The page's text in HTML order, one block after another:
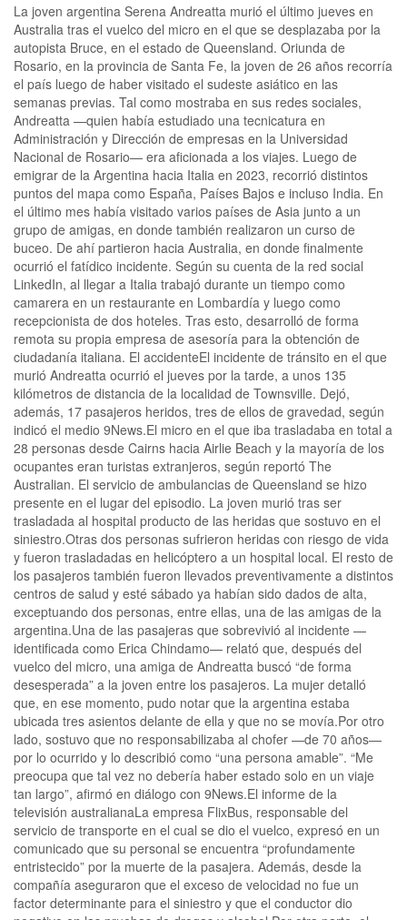
La joven argentina Serena Andreatta murió el último jueves en
Australia tras el vuelco del micro en el que se desplazaba por la
autopista Bruce, en el estado de Queensland. Oriunda de
Rosario, en la provincia de Santa Fe, la joven de 26 años recorría
el país luego de haber visitado el sudeste asiático en las
semanas previas. Tal como mostraba en sus redes sociales,
Andreatta —quien había estudiado una tecnicatura en
Administración y Dirección de empresas en la Universidad
Nacional de Rosario— era aficionada a los viajes. Luego de
emigrar de la Argentina hacia Italia en 2023, recorrió distintos
puntos del mapa como España, Países Bajos e incluso India. En
el último mes había visitado varios países de Asia junto a un
grupo de amigas, en donde también realizaron un curso de
buceo. De ahí partieron hacia Australia, en donde finalmente
ocurrió el fatídico incidente. Según su cuenta de la red social
LinkedIn, al llegar a Italia trabajó durante un tiempo como
camarera en un restaurante en Lombardía y luego como
recepcionista de dos hoteles. Tras esto, desarrolló de forma
remota su propia empresa de asesoría para la obtención de
ciudadanía italiana. El accidenteEl incidente de tránsito en el que
murió Andreatta ocurrió el jueves por la tarde, a unos 135
kilómetros de distancia de la localidad de Townsville. Dejó,
además, 17 pasajeros heridos, tres de ellos de gravedad, según
indicó el medio 9News.El micro en el que iba trasladaba en total a
28 personas desde Cairns hacia Airlie Beach y la mayoría de los
ocupantes eran turistas extranjeros, según reportó The
Australian. El servicio de ambulancias de Queensland se hizo
presente en el lugar del episodio. La joven murió tras ser
trasladada al hospital producto de las heridas que sostuvo en el
siniestro.Otras dos personas sufrieron heridas con riesgo de vida
y fueron trasladadas en helicóptero a un hospital local. El resto de
los pasajeros también fueron llevados preventivamente a distintos
centros de salud y esté sábado ya habían sido dados de alta,
exceptuando dos personas, entre ellas, una de las amigas de la
argentina.Una de las pasajeras que sobrevivió al incidente —
identificada como Erica Chindamo— relató que, después del
vuelco del micro, una amiga de Andreatta buscó “de forma
desesperada” a la joven entre los pasajeros. La mujer detalló
que, en ese momento, pudo notar que la argentina estaba
ubicada tres asientos delante de ella y que no se movía.Por otro
lado, sostuvo que no responsabilizaba al chofer —de 70 años—
por lo ocurrido y lo describió como “una persona amable”. “Me
preocupa que tal vez no debería haber estado solo en un viaje
tan largo”, afirmó en diálogo con 9News.El informe de la
televisión australianaLa empresa FlixBus, responsable del
servicio de transporte en el cual se dio el vuelco, expresó en un
comunicado que su personal se encuentra “profundamente
entristecido” por la muerte de la pasajera. Además, desde la
compañía aseguraron que el exceso de velocidad no fue un
factor determinante para el siniestro y que el conductor dio